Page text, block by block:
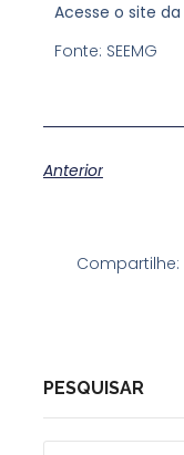
Acesse o site da
Fonte: SEEMG
Anterior
Compartilhe:
PESQUISAR